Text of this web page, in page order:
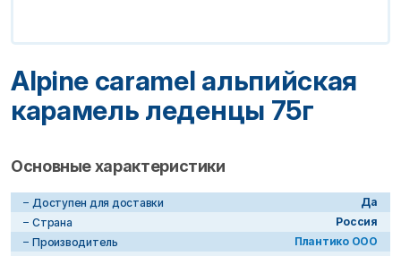
Alpine caramel альпийская
карамель леденцы 75г
Основные характеристики
Доступен для доставки
Да
Страна
Россия
Производитель
Плантико ООО